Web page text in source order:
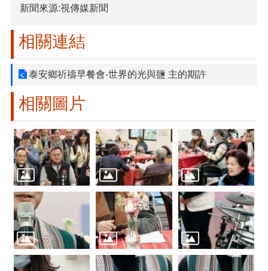
新聞來源:視傳媒新聞
相關連結
泰安鄉祈禱早餐會-世界的光與鹽 主的期許
相關圖片